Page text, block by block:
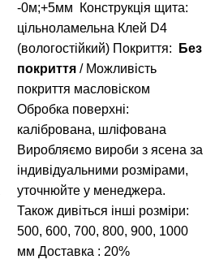
-0м;+5мм
Конструкція щита:
цільноламельна Клей D4
(вологостійкий) Покриття:
Без
покриття/ Можливість
покриття масловіском
Обробка поверхні:
калібрована, шліфована
Виробляємо вироби з ясена за
індивідуальними розмірами,
уточнюйте у менеджера.
Також дивіться інші розміри:
500, 600, 700, 800, 900, 1000
мм Доставка : 20%